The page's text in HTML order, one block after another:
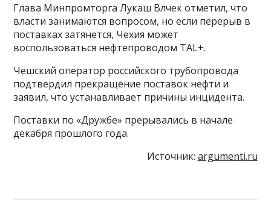
Глава Минпромторга Лукаш Влчек отметил, что
власти занимаются вопросом, но если перерыв в
поставках затянется, Чехия может
воспользоваться нефтепроводом TAL+.
Чешский оператор российского трубопровода
подтвердил прекращение поставок нефти и
заявил, что устанавливает причины инцидента.
Поставки по «Дружбе» прерывались в начале
декабря прошлого года.
Источник: argumenti.ru